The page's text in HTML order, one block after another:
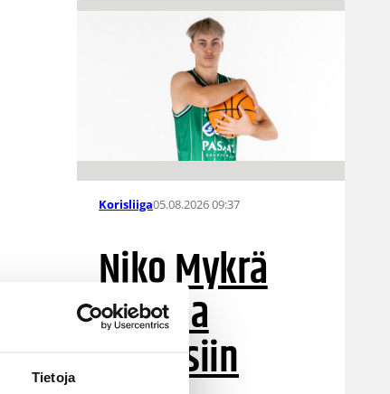
Tietoja
Korisliiga05.08.2026 09:37
Niko Mykrä
Loimaa
Bisonsiin